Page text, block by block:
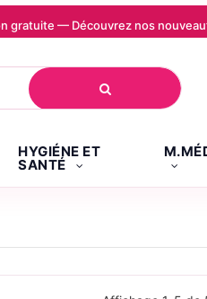
gratuite — Découvrez nos
HYGIÉNE ET
SANTÉ